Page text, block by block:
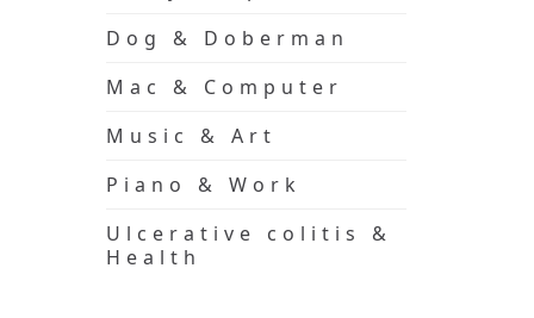
Dog & Doberman
Mac & Computer
Music & Art
Piano & Work
Ulcerative colitis &
Health